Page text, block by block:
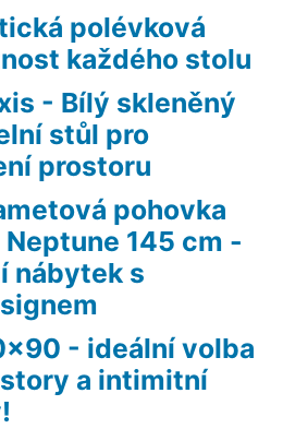
polévková
každého stolu
- Bílý skleněný
stůl pro
prostoru
pohovka
145 cm -
nábytek s
- ideální volba
a intimitní